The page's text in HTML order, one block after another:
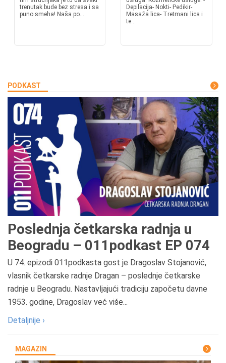
trenutak bude bez stresa i sa
puno smeha! Naša po...
Depilacija- Nokti- Pedikir-
Masaža lica- Tretmani lica i
te...
PODKAST
Poslednja četkarska radnja u
Beogradu – 011podkast EP 074
U 74. epizodi 011podkasta gost je Dragoslav Stojanović,
vlasnik četkarske radnje Dragan – poslednje četkarske
radnje u Beogradu. Nastavljajući tradiciju započetu davne
1953. godine, Dragoslav već više...
Detaljnije ›
MAGAZIN